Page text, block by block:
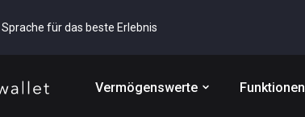
für das beste Erlebnis
Vermögenswerte Funktionen